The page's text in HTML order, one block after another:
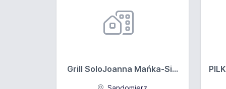
Grill SoloJoanna Mańka-Si...